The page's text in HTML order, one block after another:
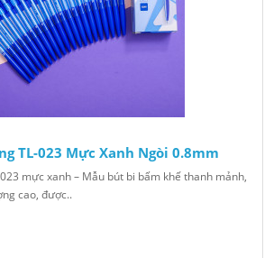
TL-023 Mực Xanh Ngòi 0.8mm
mực xanh – Mẫu bút bi bấm khế thanh mảnh,
cao, được..